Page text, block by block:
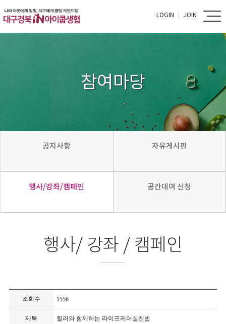
LOGIN JOIN
참여마당
공지사항 자유게시판
행사/강좌/캠페인 공간대여 신청
행사/ 강좌 / 캠페인
조회수 1556
제목 힐러와 함께하는 라이프케어실천법